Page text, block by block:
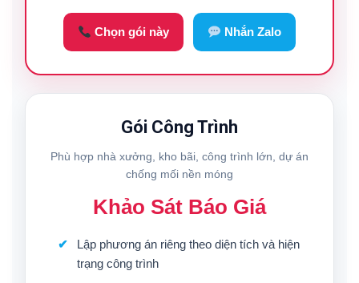
Chọn gói này Nhắn Zalo
Gói Công Trình
Phù hợp nhà xưởng, kho bãi, công trình lớn, dự án
chống mối nền móng
Khảo Sát Báo Giá
Lập phương án riêng theo diện tích và hiện
trạng công trình